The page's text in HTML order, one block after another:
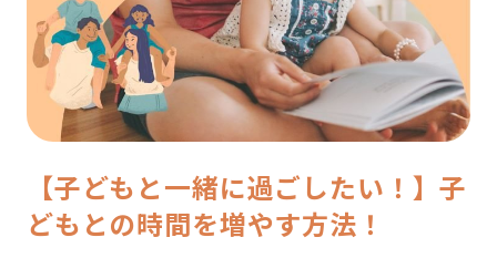
【子どもと一緒に過ごしたい！】子
どもとの時間を増やす方法！